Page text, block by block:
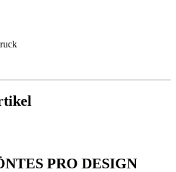
PRO DESIGN